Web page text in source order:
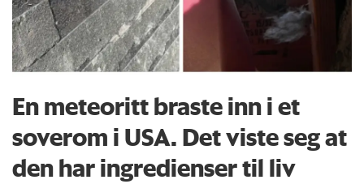
En meteoritt braste inn i et
soverom i USA. Det viste seg at
den har ingredienser til liv